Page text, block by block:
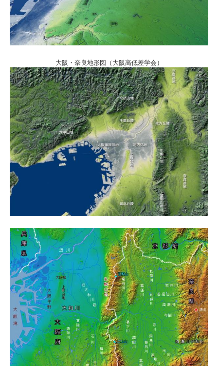
大阪・奈良地形図（大阪高低差学会）